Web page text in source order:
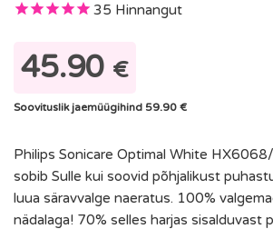
35 Hinnangut
45.90 €
Soovituslik jaemüügihind 59.90 €
Philips Sonicare Optimal White
sobib Sulle kui soovid põhjalikust
luua säravvalge naeratus. 100%
nädalaga! 70% selles harjas sisalduvast